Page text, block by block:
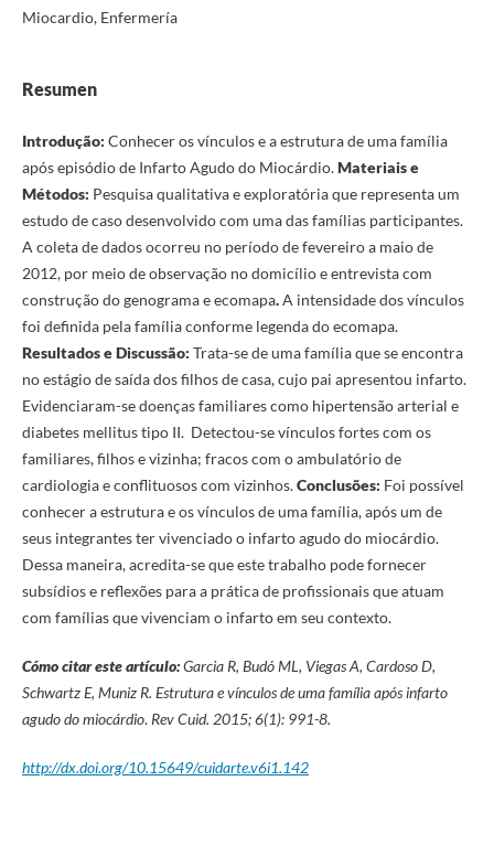
Miocardio, Enfermería
Resumen
Introdução: Conhecer os vínculos e a estrutura de uma família
após episódio de Infarto Agudo do Miocárdio.Materiais e
Métodos: Pesquisa qualitativa e exploratória que representa um
estudo de caso desenvolvido com uma das famílias participantes.
A coleta de dados ocorreu no período de fevereiro a maio de
2012, por meio de observação no domicílio e entrevista com
construção do genograma e ecomapa.A intensidade dos vínculos
foi definida pela família conforme legenda do ecomapa.
Resultados e Discussão: Trata-se de uma família que se encontra
no estágio de saída dos filhos de casa, cujo pai apresentou infarto.
Evidenciaram-se doenças familiares como hipertensão arterial e
diabetes mellitus tipo II. Detectou-se vínculos fortes com os
familiares, filhos e vizinha; fracos com o ambulatório de
cardiologia e conflituosos com vizinhos.Conclusões: Foi possível
conhecer a estrutura e os vínculos de uma família, após um de
seus integrantes ter vivenciado o infarto agudo do miocárdio.
Dessa maneira, acredita-se que este trabalho pode fornecer
subsídios e reflexões para a prática de profissionais que atuam
com famílias que vivenciam o infarto em seu contexto.
Cómo citar este artículo:Garcia R, Budó ML, Viegas A, Cardoso D,
Schwartz E, Muniz R. Estrutura e vínculos de uma família após infarto
agudo do miocárdio. Rev Cuid. 2015; 6(1): 991-8.
http://dx.doi.org/10.15649/cuidarte.v6i1.142